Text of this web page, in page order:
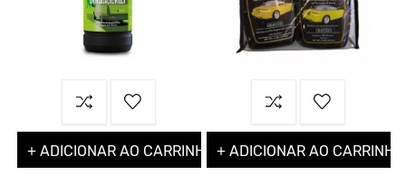
+ ADICIONAR AO CARRINHO + ADICIONAR AO CARRINHO